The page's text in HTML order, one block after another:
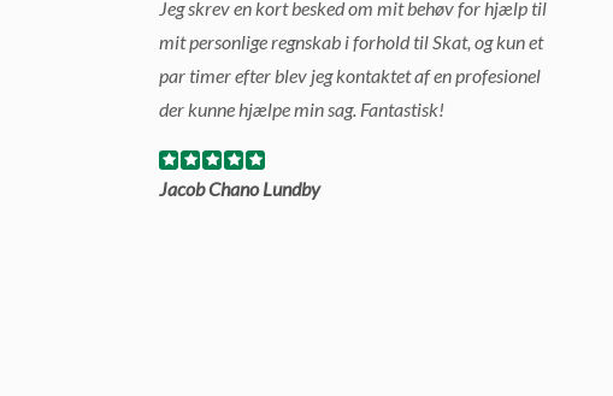
Jeg skrev en kort besked om mit behøv for hjælp til
mit personlige regnskab i forhold til Skat, og kun et
par timer efter blev jeg kontaktet af en profesionel
der kunne hjælpe min sag. Fantastisk!
Jacob Chano Lundby